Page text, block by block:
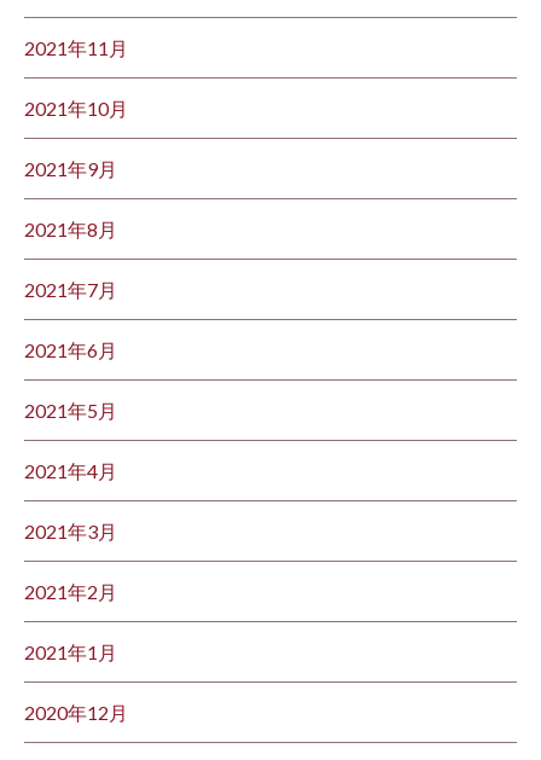
2021年11月
2021年10月
2021年9月
2021年8月
2021年7月
2021年6月
2021年5月
2021年4月
2021年3月
2021年2月
2021年1月
2020年12月